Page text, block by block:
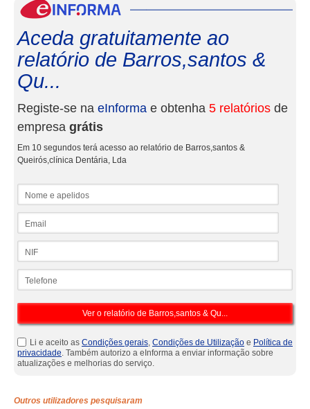
Aceda gratuitamente ao
relatório de Barros,santos &
Qu...
Registe-se na eInforma e obtenha 5 relatórios de
empresa grátis
Em 10 segundos terá acesso ao relatório de Barros,santos &
Queirós,clínica Dentária, Lda
Li e aceito as Condições gerais, Condições de Utilização e Política de
privacidade. Também autorizo a eInforma a enviar informação sobre
atualizações e melhorias do serviço.
Outros utilizadores pesquisaram